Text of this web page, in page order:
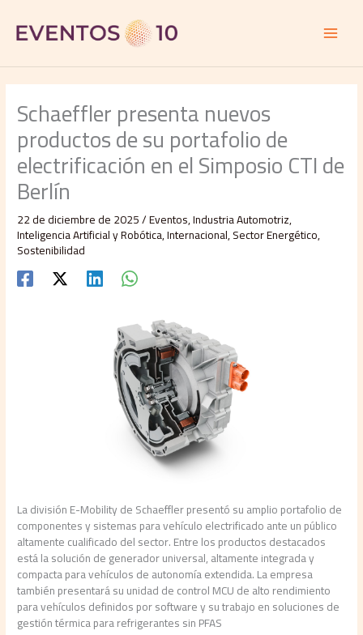
contenido
Schaeffler presenta nuevos
productos de su portafolio de
electrificación en el Simposio CTI de
Berlín
22 de diciembre de 2025/Eventos,Industria Automotriz,
Inteligencia Artificial y Robótica,Internacional,Sector Energético,
Sostenibilidad
La división E-Mobility de Schaeffler presentó su amplio portafolio de
componentes y sistemas para vehículo electrificado ante un público
altamente cualificado del sector. Entre los productos destacados
está la solución de generador universal, altamente integrada y
compacta para vehículos de autonomía extendida. La empresa
también presentará su unidad de control MCU de alto rendimiento
para vehículos definidos por software y su trabajo en soluciones de
gestión térmica para refrigerantes sin PFAS